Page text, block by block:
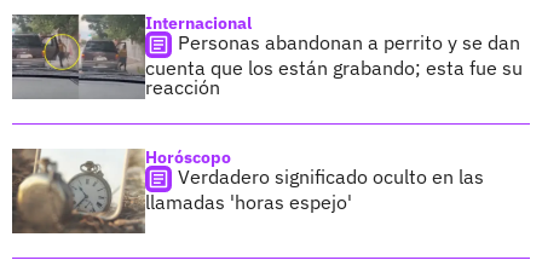
Internacional
Personas abandonan a perrito y se dan
cuenta que los están grabando; esta fue su
reacción
Horóscopo
Verdadero significado oculto en las
llamadas 'horas espejo'